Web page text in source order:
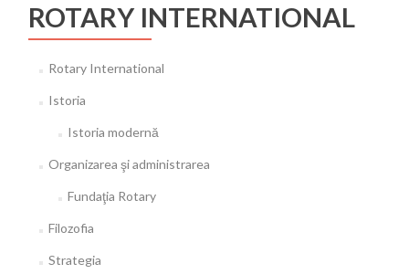
ROTARY INTERNATIONAL
Rotary International
Istoria
Istoria modernă
Organizarea şi administrarea
Fundaţia Rotary
Filozofia
Strategia